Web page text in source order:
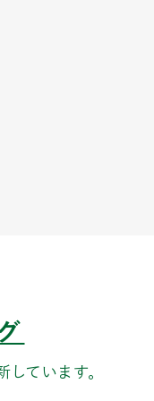
ています。